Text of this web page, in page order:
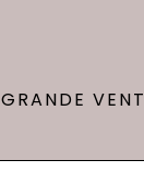
GRANDE